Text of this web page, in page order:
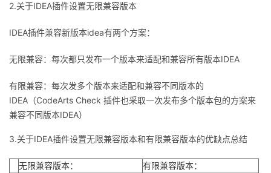
2.关于IDEA插件设置无限兼容版本
IDEA插件兼容新版本idea有两个方案：
无限兼容：每次都只发布一个版本来适配和兼容所有版本IDEA
有限兼容：每次发多个版本来适配和兼容不同版本的
IDEA（CodeArts Check 插件也采取一次发布多个版本包的方案来
兼容不同版本IDEA）
3.关于IDEA插件设置无限兼容版本和有限兼容版本的优缺点总结
无限兼容版本：
有限兼容版本：